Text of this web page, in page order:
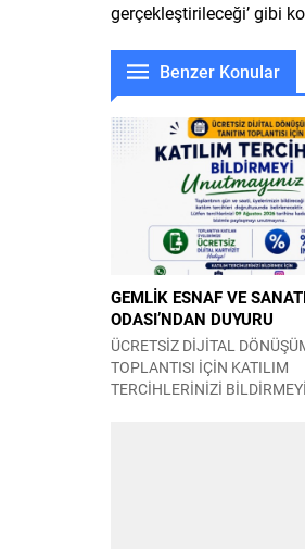
gerçekleştirileceği’ gibi
Benzer Konular
GEMLİK ESNAF VE
ODASI’NDAN DUYURU
ÜCRETSİZ DİJİTAL
TOPLANTISI İÇİN KATILIM
TERCİHLERİNİZİ BİLDİRMEYİ